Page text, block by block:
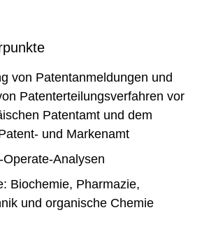
von Patentanmeldungen und
Patenterteilungsverfahren vor
Patentamt und dem
und Markenamt
Analysen
Biochemie, Pharmazie,
und organische Chemie